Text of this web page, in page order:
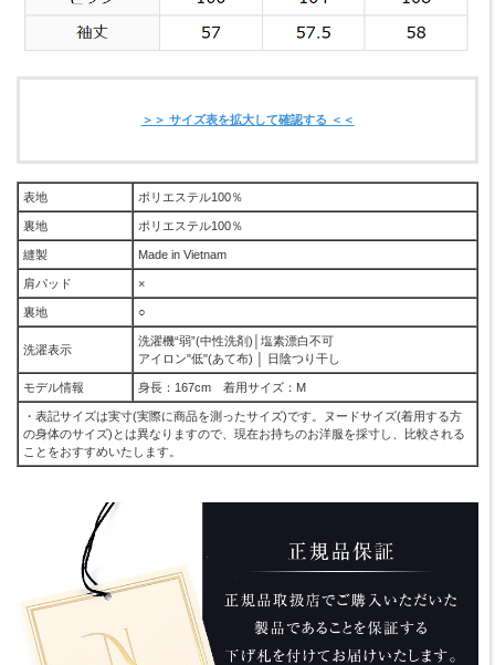
＞＞ サイズ表を拡大して確認する ＜＜
表地 ポリエステル100％
裏地 ポリエステル100％
縫製 Made in Vietnam
肩パッド ×
裏地 ○
洗濯表示
洗濯機“弱”(中性洗剤)│塩素漂白不可
アイロン"低"(あて布) │ 日陰つり干し
モデル情報 身長：167cm 着用サイズ：M
・表記サイズは実寸(実際に商品を測ったサイズ)です。ヌードサイズ(着用する方
の身体のサイズ)とは異なりますので、現在お持ちのお洋服を採寸し、比較される
ことをおすすめいたします。